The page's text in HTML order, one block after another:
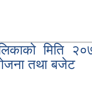
योजना तथा बजेट